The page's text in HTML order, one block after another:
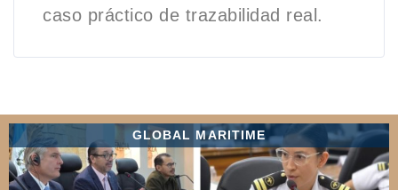
caso práctico de trazabilidad real.
GLOBAL MARITIME